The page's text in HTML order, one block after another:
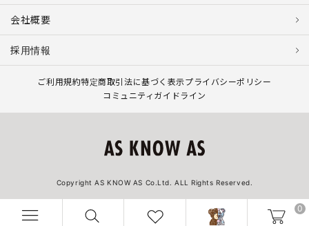
0
会社概要
採用情報
ご利用規約特定商取引法に基づく表示プライバシーポリシー
コミュニティガイドライン
Copyright AS KNOW AS Co.Ltd. ALL Rights Reserved.